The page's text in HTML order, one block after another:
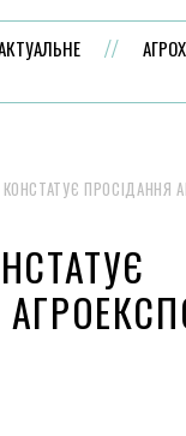
КОНСТАТУЄ ПРОСІДАННЯ